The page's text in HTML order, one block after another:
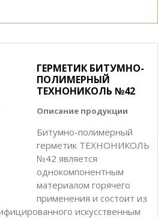
ГЕРМЕТИК БИТУМНО-
ПОЛИМЕРНЫЙ
ТЕХНОНИКОЛЬ №42
Описание продукции
Битумно-полимерный
герметик ТЕХНОНИКОЛЬ
№42 является
однокомпонентным
материалом горячего
применения и состоит из
искусственным